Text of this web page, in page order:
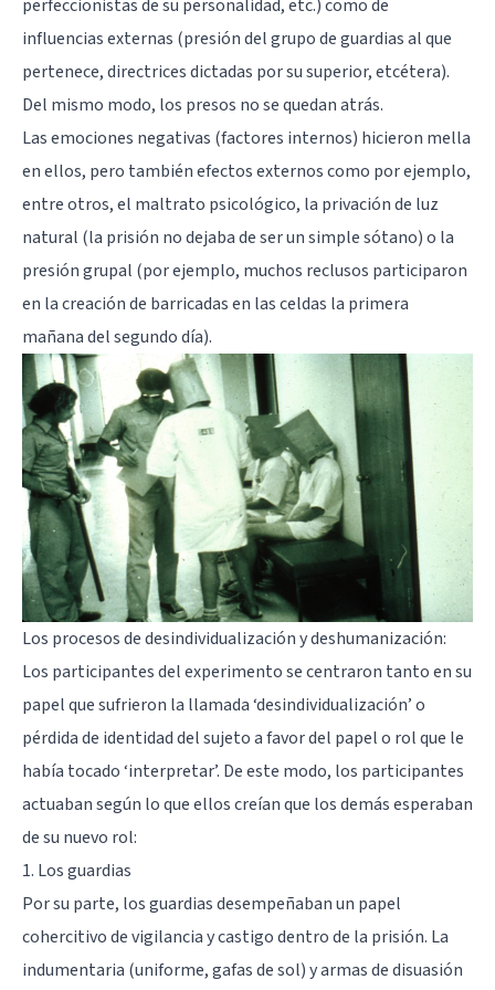
perfeccionistas de su personalidad, etc.) como de
influencias externas (presión del grupo de guardias al que
pertenece, directrices dictadas por su superior, etcétera).
Del mismo modo, los presos no se quedan atrás.
Las emociones negativas (factores internos) hicieron mella
en ellos, pero también efectos externos como por ejemplo,
entre otros, el maltrato psicológico, la privación de luz
natural (la prisión no dejaba de ser un simple sótano) o la
presión grupal (por ejemplo, muchos reclusos participaron
en la creación de barricadas en las celdas la primera
mañana del segundo día).
Los procesos de desindividualización y deshumanización:
Los participantes del experimento se centraron tanto en su
papel que sufrieron la llamada ‘desindividualización’ o
pérdida de identidad del sujeto a favor del papel o rol que le
había tocado ‘interpretar’. De este modo, los participantes
actuaban según lo que ellos creían que los demás esperaban
de su nuevo rol:
1. Los guardias
Por su parte, los guardias desempeñaban un papel
cohercitivo de vigilancia y castigo dentro de la prisión. La
indumentaria (uniforme, gafas de sol) y armas de disuasión